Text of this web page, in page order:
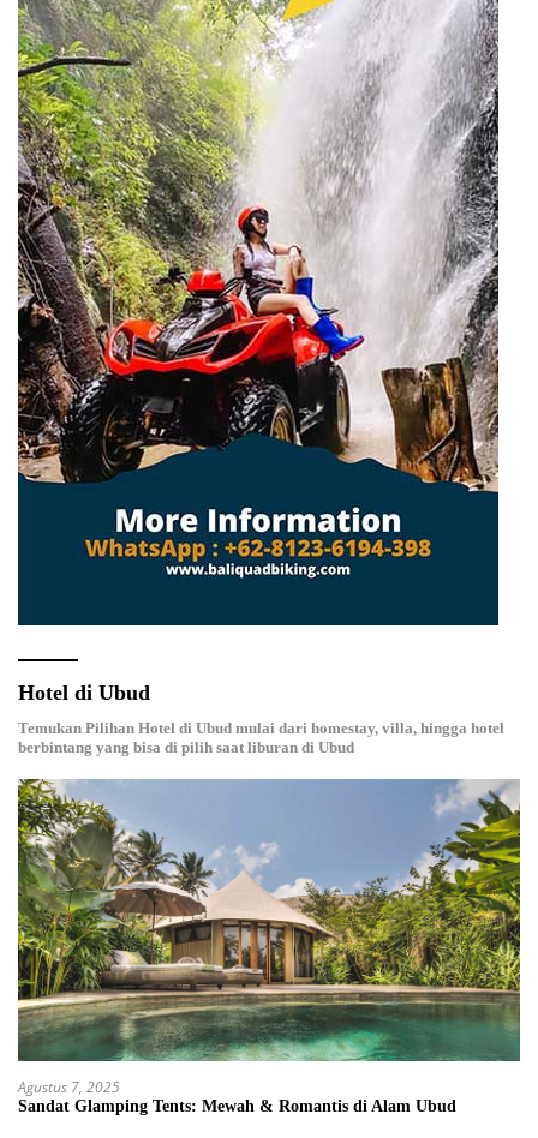
Hotel di Ubud
Temukan Pilihan Hotel di Ubud mulai dari homestay, villa, hingga hotel
berbintang yang bisa di pilih saat liburan di Ubud
Agustus 7, 2025
Sandat Glamping Tents: Mewah & Romantis di Alam Ubud